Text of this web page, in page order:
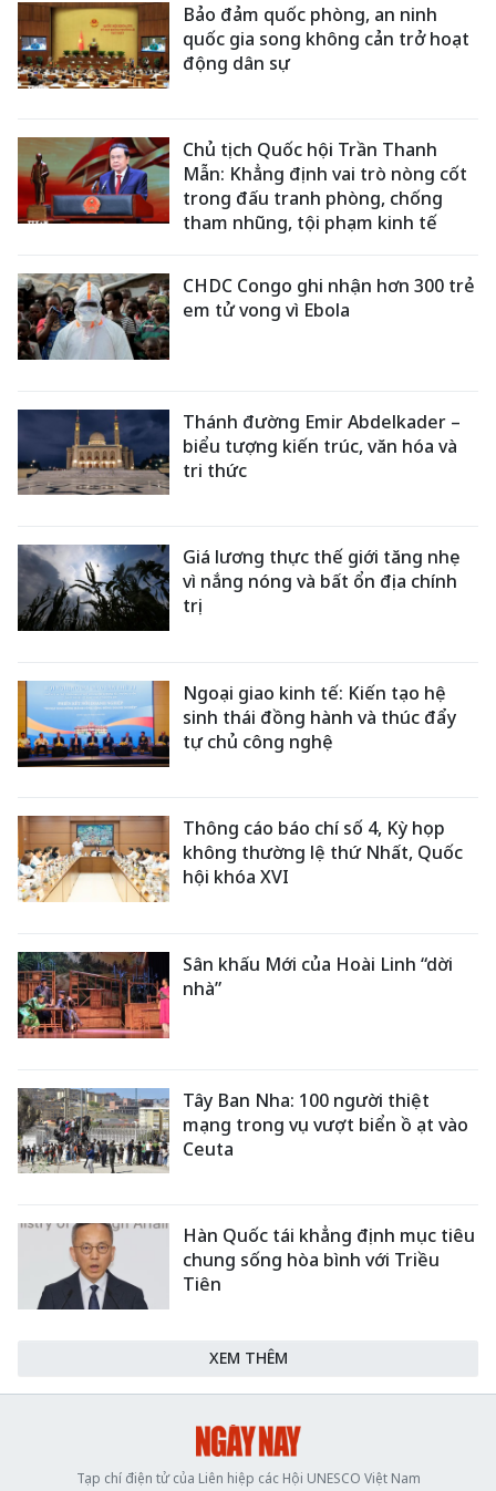
Bảo đảm quốc phòng, an ninh
quốc gia song không cản trở hoạt
động dân sự
Chủ tịch Quốc hội Trần Thanh
Mẫn: Khẳng định vai trò nòng cốt
trong đấu tranh phòng, chống
tham nhũng, tội phạm kinh tế
CHDC Congo ghi nhận hơn 300 trẻ
em tử vong vì Ebola
Thánh đường Emir Abdelkader –
biểu tượng kiến trúc, văn hóa và
tri thức
Giá lương thực thế giới tăng nhẹ
vì nắng nóng và bất ổn địa chính
trị
Ngoại giao kinh tế: Kiến tạo hệ
sinh thái đồng hành và thúc đẩy
tự chủ công nghệ
Thông cáo báo chí số 4, Kỳ họp
không thường lệ thứ Nhất, Quốc
hội khóa XVI
Sân khấu Mới của Hoài Linh “dời
nhà”
Tây Ban Nha: 100 người thiệt
mạng trong vụ vượt biển ồ ạt vào
Ceuta
Hàn Quốc tái khẳng định mục tiêu
chung sống hòa bình với Triều
Tiên
XEM THÊM
Tạp chí điện tử của Liên hiệp các Hội UNESCO Việt Nam